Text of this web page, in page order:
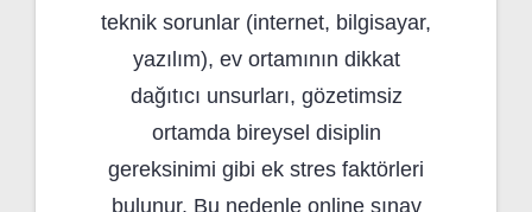
teknik sorunlar (internet, bilgisayar,
yazılım), ev ortamının dikkat
dağıtıcı unsurları, gözetimsiz
ortamda bireysel disiplin
gereksinimi gibi ek stres faktörleri
bulunur. Bu nedenle online sınav